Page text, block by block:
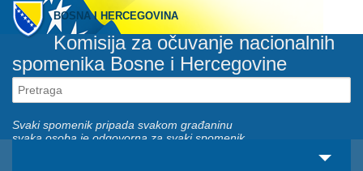
BOSNA I HERCEGOVINA
Komisija za očuvanje nacionalnih
spomenika Bosne i Hercegovine
Svaki spomenik pripada svakom građaninu
svaka osoba je odgovorna za svaki spomenik